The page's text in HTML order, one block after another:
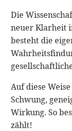
Die
neuer Klarheit
besteht die
Auf diese
Schwung,
Wirkung. So
zählt!